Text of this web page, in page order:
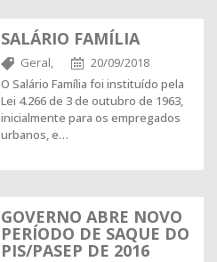
SALÁRIO FAMÍLIA
Geral,
20/09/2018
O Salário Família foi instituído pela
Lei 4.266 de 3 de outubro de 1963,
inicialmente para os empregados
urbanos, e…
GOVERNO ABRE NOVO
PERÍODO DE SAQUE DO
PIS/PASEP DE 2016